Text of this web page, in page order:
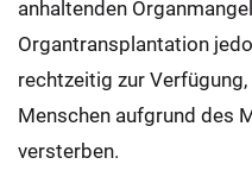
anhaltenden
Organtransplantation
rechtzeitig zur
Menschen aufgrund des
versterben.